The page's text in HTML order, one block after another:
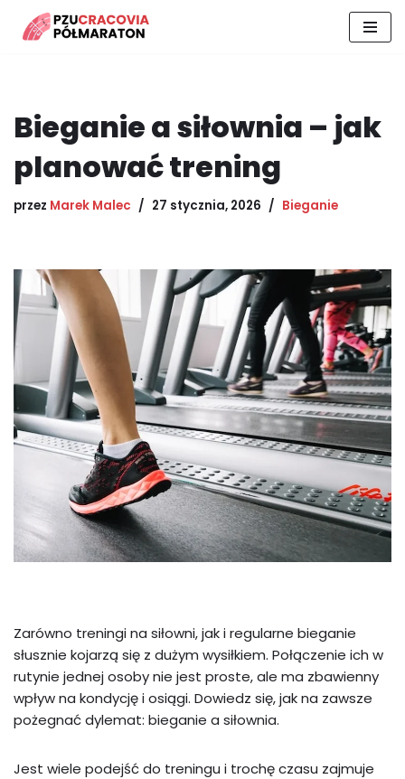
Bieganie a siłownia – jak
planować trening
przez Marek Malec 27 stycznia, 2026 Bieganie
Zarówno treningi na siłowni, jak i regularne bieganie
słusznie kojarzą się z dużym wysiłkiem. Połączenie ich w
rutynie jednej osoby nie jest proste, ale ma zbawienny
wpływ na kondycję i osiągi. Dowiedz się, jak na zawsze
pożegnać dylemat: bieganie a siłownia.
Jest wiele podejść do treningu i trochę czasu zajmuje